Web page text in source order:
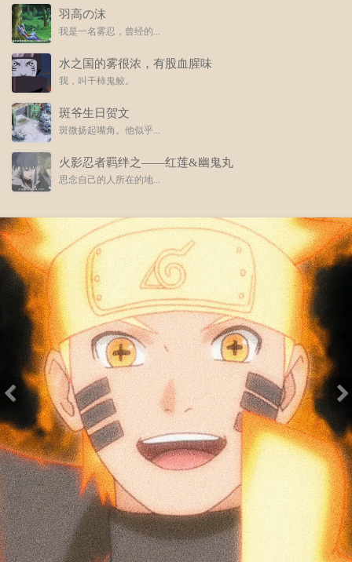
羽高の沫
我是一名雾忍，曾经的...
水之国的雾很浓，有股血腥味
我，叫干柿鬼鲛。
斑爷生日贺文
斑微扬起嘴角。他似乎...
火影忍者羁绊之——红莲&幽鬼丸
思念自己的人所在的地...